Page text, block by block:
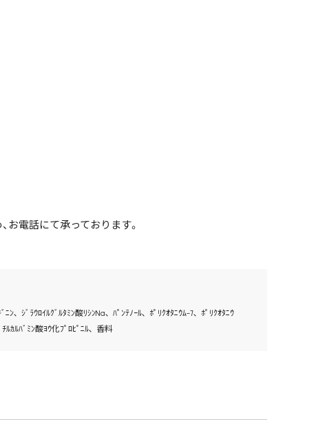
お電話にて承っております。
ﾝ､ ｼﾞﾗｳﾛｲﾙｸﾞﾙﾀﾐﾝ酸ﾘｼﾝNa､ ﾊﾟﾝﾃﾉｰﾙ､ ﾎﾟﾘｸｵﾀﾆｳﾑ-7､ ﾎﾟﾘｸｵﾀﾆｳ
ﾙｶﾙﾊﾞﾐﾝ酸ﾖｳ化ﾌﾟﾛﾋﾟﾆﾙ､ 香料